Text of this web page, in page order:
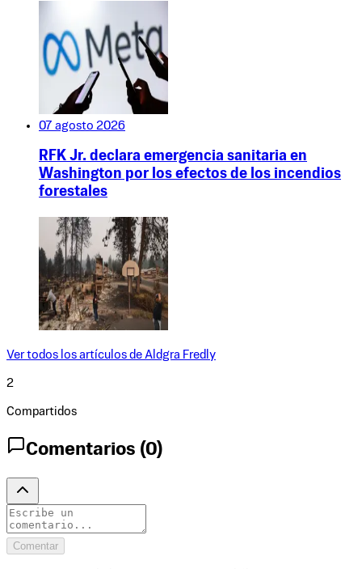
07 agosto 2026
RFK Jr. declara emergencia sanitaria en
Washington por los efectos de los incendios
forestales
Ver todos los artículos de Aldgra Fredly
2
Compartidos
Comentarios (0)
Comentar